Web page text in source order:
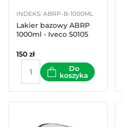
INDEKS: ABRP-B-1000ML
Lakier bazowy ABRP
1000ml - Iveco 50105
150 zł
Do
koszyka